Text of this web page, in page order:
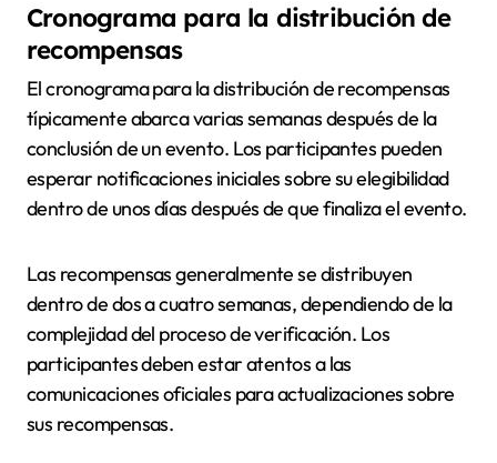
Cronograma para la distribución de
recompensas
El cronograma para la distribución de recompensas
típicamente abarca varias semanas después de la
conclusión de un evento. Los participantes pueden
esperar notificaciones iniciales sobre su elegibilidad
dentro de unos días después de que finaliza el evento.
Las recompensas generalmente se distribuyen
dentro de dos a cuatro semanas, dependiendo de la
complejidad del proceso de verificación. Los
participantes deben estar atentos a las
comunicaciones oficiales para actualizaciones sobre
sus recompensas.